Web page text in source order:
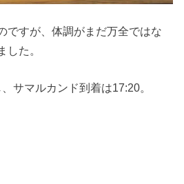
ですが、体調がまだ万全ではな
した。
サマルカンド到着は17:20。